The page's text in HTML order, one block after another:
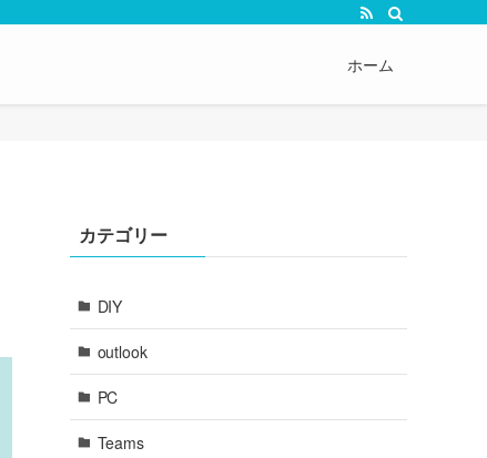
ホーム
カテゴリー
DIY
outlook
PC
Teams